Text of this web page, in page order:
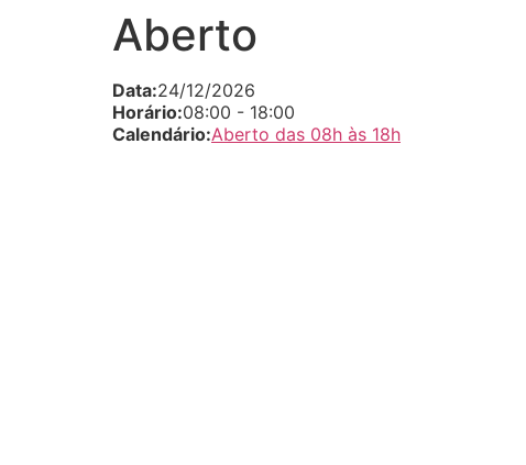
Aberto
Data:24/12/2026
Horário:08:00 - 18:00
Calendário:Aberto das 08h às 18h